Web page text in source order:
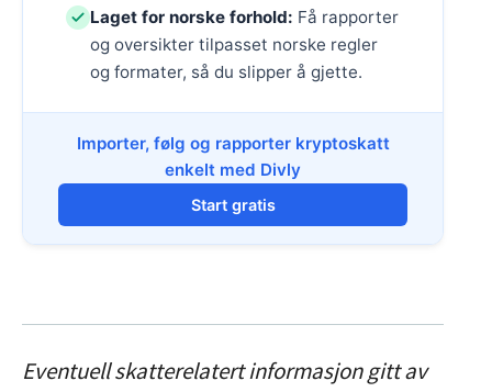
Laget for norske forhold: Få rapporter
og oversikter tilpasset norske regler
og formater, så du slipper å gjette.
Importer, følg og rapporter kryptoskatt
enkelt med Divly
Start gratis
Eventuell skatterelatert informasjon gitt av